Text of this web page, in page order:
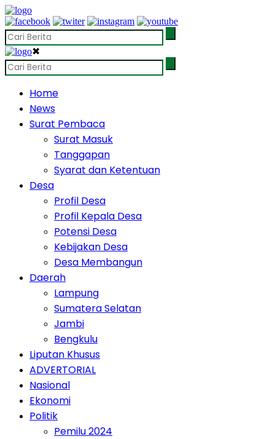
✖
Home
News
Surat Pembaca
Surat Masuk
Tanggapan
Syarat dan Ketentuan
Desa
Profil Desa
Profil Kepala Desa
Potensi Desa
Kebijakan Desa
Desa Membangun
Daerah
Lampung
Sumatera Selatan
Jambi
Bengkulu
Liputan Khusus
ADVERTORIAL
Nasional
Ekonomi
Politik
Pemilu 2024